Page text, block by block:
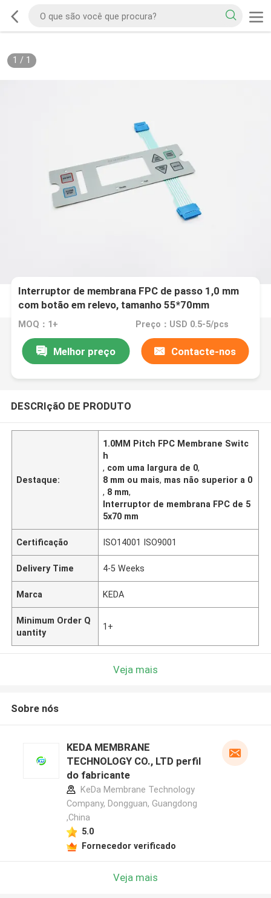
1 / 1
Interruptor de membrana FPC de passo 1,0 mm
com botão em relevo, tamanho 55*70mm
MOQ：1+ Preço：USD 0.5-5/pcs
Melhor preço Contacte-nos
DESCRIçãO DE PRODUTO
Destaque:
1.0MM Pitch FPC Membrane Switc
h
, com uma largura de 0,
8 mm ou mais, mas não superior a 0
, 8 mm,
Interruptor de membrana FPC de 5
5x70 mm
Certificação ISO14001 ISO9001
Delivery Time 4-5 Weeks
Marca KEDA
Minimum Order Q
uantity
1+
Veja mais
Sobre nós
KEDA MEMBRANE
TECHNOLOGY CO., LTD perfil
do fabricante
KeDa Membrane Technology
Company, Dongguan, Guangdong
,China
5.0
Fornecedor verificado
Veja mais